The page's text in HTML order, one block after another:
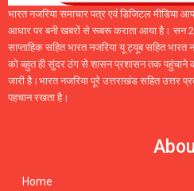
भारत नजरिया समाचार पत्र एवं डिजिटल
आधार पर बनी खबरों से रूबरू कराता आया है। सन
साप्ताहिक सहित भारत नजरिया यू ट्यूब सहित
को बहुत ही सुंदर ठंग से शासन प्रशासन तक पहुंचाने
जारी है।भारत नजरिया पूरे उत्तराखंड सहित उत्तर
पहचान रखता है।
Home